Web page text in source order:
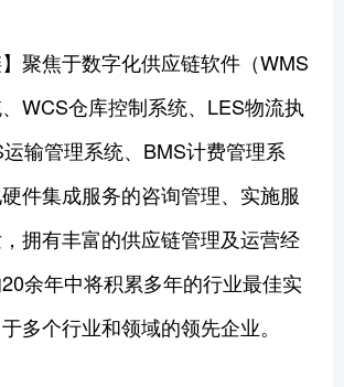
】聚焦于数字化供应链软件（WMS
WCS仓库控制系统、LES物流执
输管理系统、BMS计费管理系
件集成服务的咨询管理、实施服
拥有丰富的供应链管理及运营经
余年中将积累多年的行业最佳实
多个行业和领域的领先企业。